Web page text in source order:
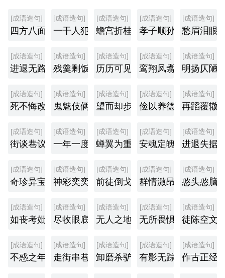
[成语造句]
四方八面
[成语造句]
一干人犯
[成语造句]
蟾宫折桂
[成语造句]
孝子顺孙
[成语造句]
愁眉泪眼
[成语造句]
进退无路
[成语造句]
残羹剩饭
[成语造句]
历历可见
[成语造句]
鸾翔凤翥
[成语造句]
明扬仄陋
[成语造句]
死不悔改
[成语造句]
鬼魅伎俩
[成语造句]
望而却步
[成语造句]
俭以养德
[成语造句]
再蹈覆辙
[成语造句]
街谈巷议
[成语造句]
一年一度
[成语造句]
蝉翼为重
[成语造句]
安魂定魄
[成语造句]
进退失据
[成语造句]
奇珍异宝
[成语造句]
神彩奕奕
[成语造句]
前徒倒戈
[成语造句]
群情激昂
[成语造句]
憨头憨脑
[成语造句]
如丧考妣
[成语造句]
尽收眼底
[成语造句]
无人之地
[成语造句]
无所畏惧
[成语造句]
徒陈空文
[成语造句]
不惑之年
[成语造句]
走街串巷
[成语造句]
卸磨杀驴
[成语造句]
有影无踪
[成语造句]
作古正经